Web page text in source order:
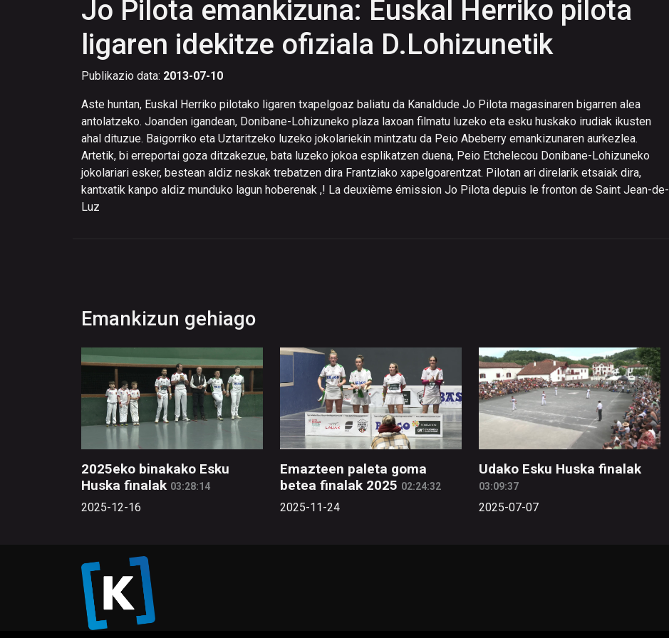
Jo Pilota emankizuna: Euskal Herriko pilota
ligaren idekitze ofiziala D.Lohizunetik
Publikazio data: 2013-07-10
Aste huntan, Euskal Herriko pilotako ligaren txapelgoaz baliatu da Kanaldude Jo Pilota magasinaren bigarren alea
antolatzeko. Joanden igandean, Donibane-Lohizuneko plaza laxoan filmatu luzeko eta esku huskako irudiak ikusten
ahal dituzue. Baigorriko eta Uztaritzeko luzeko jokolariekin mintzatu da Peio Abeberry emankizunaren aurkezlea.
Artetik, bi erreportai goza ditzakezue, bata luzeko jokoa esplikatzen duena, Peio Etchelecou Donibane-Lohizuneko
jokolariari esker, bestean aldiz neskak trebatzen dira Frantziako xapelgoarentzat. Pilotan ari direlarik etsaiak dira,
kantxatik kanpo aldiz munduko lagun hoberenak ,! La deuxième émission Jo Pilota depuis le fronton de Saint Jean-de-
Luz
Emankizun gehiago
2025eko binakako Esku
Huska finalak 03:28:14
2025-12-16
Emazteen paleta goma
betea finalak 2025 02:24:32
2025-11-24
Udako Esku Huska finalak
03:09:37
2025-07-07